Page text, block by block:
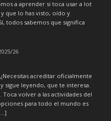
a aprender si toca usar a lot
que lo has visto, oído y
todos sabemos que significa
26
acreditar oficialmente
sigue leyendo, que te interesa.
volver a las actividades del
para todo el mundo es